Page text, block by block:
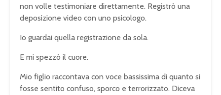
non volle testimoniare direttamente. Registrò una
deposizione video con uno psicologo.
Io guardai quella registrazione da sola.
E mi spezzò il cuore.
Mio figlio raccontava con voce bassissima di quanto si
fosse sentito confuso, sporco e terrorizzato. Diceva